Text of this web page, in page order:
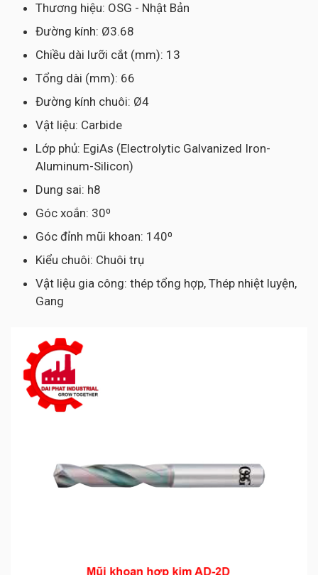
Thương hiệu: OSG - Nhật Bản
Đường kính: Ø3.68
Chiều dài lưỡi cắt (mm): 13
Tổng dài (mm): 66
Đường kính chuôi: Ø4
Vật liệu: Carbide
Lớp phủ: EgiAs (Electrolytic Galvanized Iron-
Aluminum-Silicon)
Dung sai: h8
Góc xoắn: 30⁰
Góc đỉnh mũi khoan: 140⁰
Kiểu chuôi: Chuôi trụ
Vật liệu gia công: thép tổng hợp, Thép nhiệt luyện,
Gang